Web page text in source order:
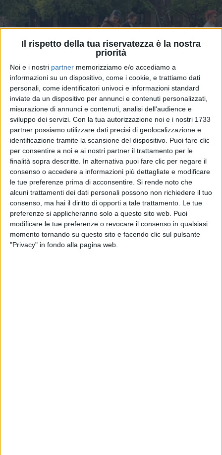
Il rispetto della tua riservatezza è la nostra
priorità
Noi e i nostri partner memorizziamo e/o accediamo a
informazioni su un dispositivo, come i cookie, e trattiamo dati
personali, come identificatori univoci e informazioni standard
inviate da un dispositivo per annunci e contenuti personalizzati,
misurazione di annunci e contenuti, analisi dell'audience e
sviluppo dei servizi. Con la tua autorizzazione noi e i nostri 1733
partner possiamo utilizzare dati precisi di geolocalizzazione e
identificazione tramite la scansione del dispositivo. Puoi fare clic
per consentire a noi e ai nostri partner il trattamento per le
finalità sopra descritte. In alternativa puoi fare clic per negare il
consenso o accedere a informazioni più dettagliate e modificare
le tue preferenze prima di acconsentire. Si rende noto che
alcuni trattamenti dei dati personali possono non richiedere il tuo
consenso, ma hai il diritto di opporti a tale trattamento. Le tue
preferenze si applicheranno solo a questo sito web. Puoi
modificare le tue preferenze o revocare il consenso in qualsiasi
momento tornando su questo sito e facendo clic sul pulsante
"Privacy" in fondo alla pagina web.
DOPO UN ANNO 03 apr 2025
Sangiovanni è tornato: la prima esibizione
dal vivo
L'artista ha organizzato un live gratuito per i suoi fan
a Roma. Ecco quello che sappiamo...
diCristina Camporese